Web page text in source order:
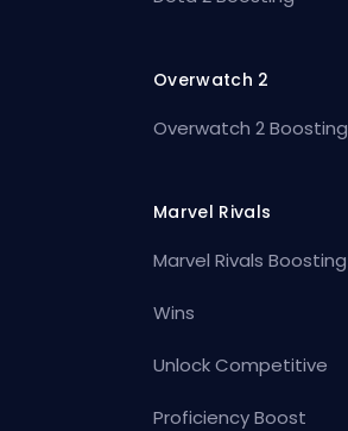
Overwatch 2
Overwatch 2 Boosting
Marvel Rivals
Marvel Rivals Boosting
Wins
Unlock Competitive
Proficiency Boost